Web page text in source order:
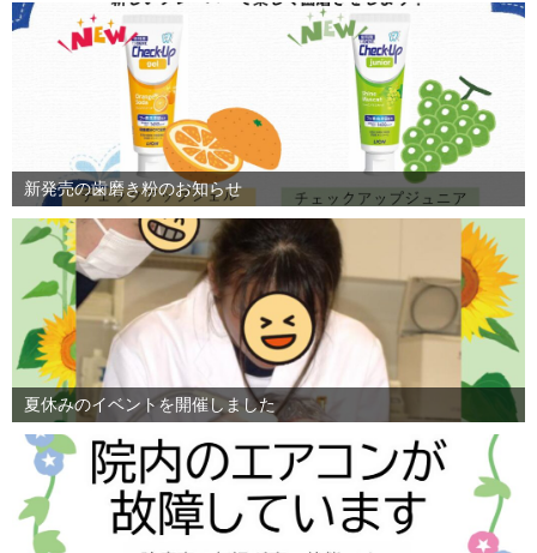
新発売の歯磨き粉のお知らせ
夏休みのイベントを開催しました